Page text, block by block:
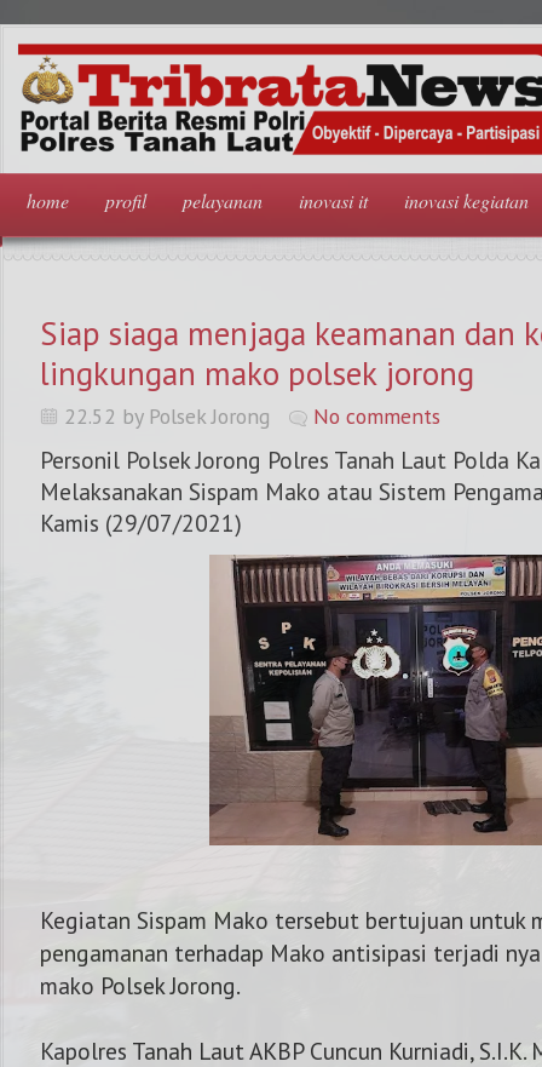
home profil pelayanan inovasi it inovasi kegiatan
Siap siaga menjaga keamanan dan
lingkungan mako polsek jorong
22.52 by Polsek Jorong No comments
Personil Polsek Jorong Polres Tanah Laut Polda
Melaksanakan Sispam Mako atau Sistem
Kamis (29/07/2021)
Kegiatan Sispam Mako tersebut bertujuan untuk
pengamanan terhadap Mako antisipasi terjadi
mako Polsek Jorong.
Kapolres Tanah Laut AKBP Cuncun Kurniadi,